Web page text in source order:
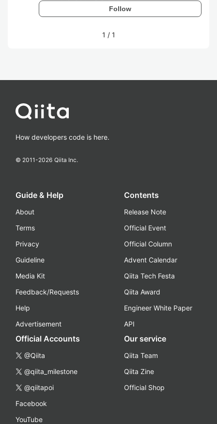
Follow
1 / 1
How developers code is here.
© 2011-2026 Qiita Inc.
Guide & Help
About
Terms
Privacy
Guideline
Media Kit
Feedback/Requests
Help
Advertisement
Contents
Release Note
Official Event
Official Column
Advent Calendar
Qiita Tech Festa
Qiita Award
Engineer White Paper
API
Official Accounts
@Qiita
@qiita_milestone
@qiitapoi
Facebook
YouTube
Our service
Qiita Team
Qiita Zine
Official Shop